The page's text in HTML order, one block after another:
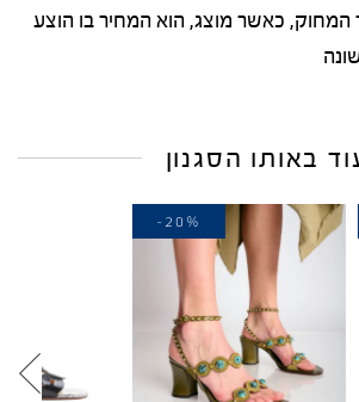
המחוק, כאשר מוצג, הוא המחיר בו הוצע
באותו הסגנון
-20%